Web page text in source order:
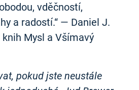
vděčností,
a radostí.“ — Daniel J.
knih Mysl a Všímavý
pokud jste neustále